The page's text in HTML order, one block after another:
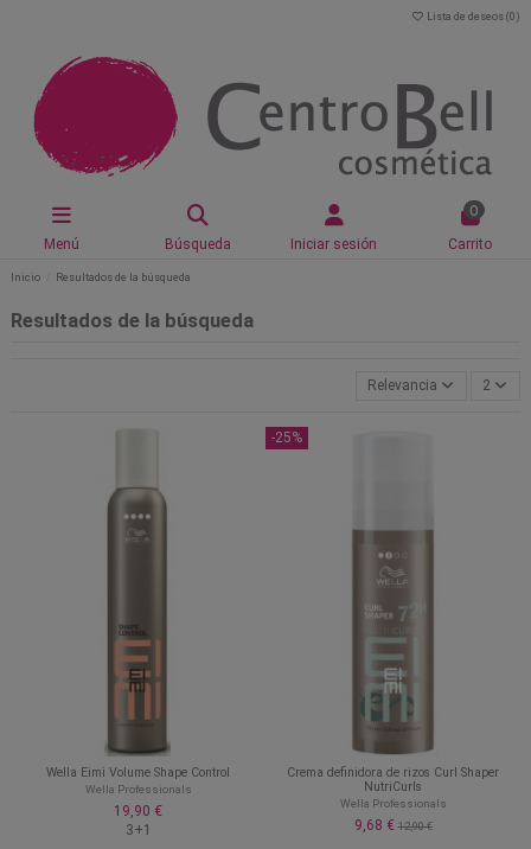
Lista de deseos (0 )
Menú Búsqueda Iniciar sesión
0
Carrito
Inicio Resultados de la búsqueda
Resultados de la búsqueda
Relevancia 2
Wella Eimi Volume Shape Control
Wella Professionals
19,90 €
3+1
-25%
Crema definidora de rizos Curl Shaper
NutriCurls
Wella Professionals
9,68 €12,90 €